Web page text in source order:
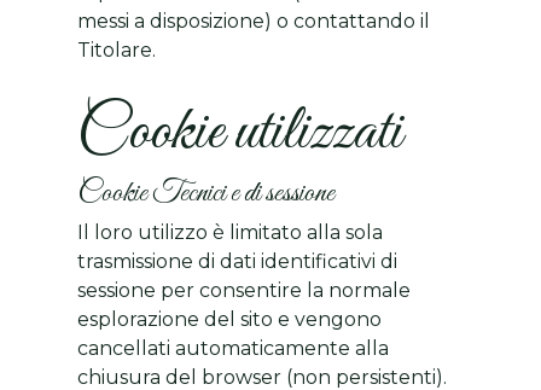
messi a disposizione) o contattando il
Titolare.
Cookie utilizzati
Cookie Tecnici e di sessione
Il loro utilizzo è limitato alla sola
trasmissione di dati identificativi di
sessione per consentire la normale
esplorazione del sito e vengono
cancellati automaticamente alla
chiusura del browser (non persistenti).